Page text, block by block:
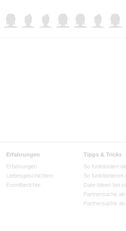
Erfahrungen
Erfahrungen
Liebesgeschichten
Eventberichte
Tipps & Tricks
So funktioniert
So funktionieren
Date-Ideen bei
Partnersuche ab
Partnersuche ab